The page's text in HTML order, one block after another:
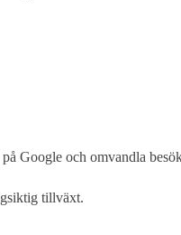
Google och omvandla
tillväxt.